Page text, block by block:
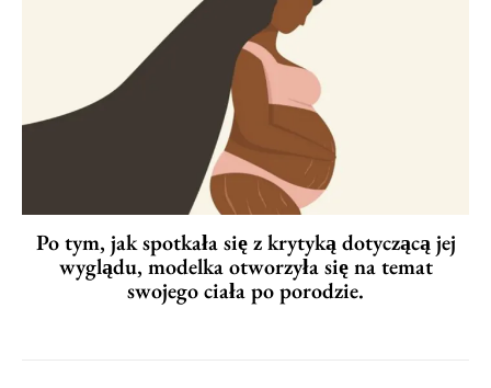
Po tym, jak spotkała się z krytyką dotyczącą jej
wyglądu, modelka otworzyła się na temat
swojego ciała po porodzie.